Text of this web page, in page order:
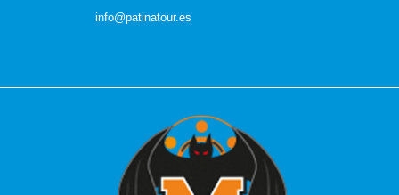
info@patinatour.es